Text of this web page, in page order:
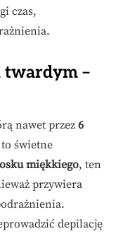
czas,
twardym –
nawet przez 6
świetne
miękkiego, ten
przywiera
depilację